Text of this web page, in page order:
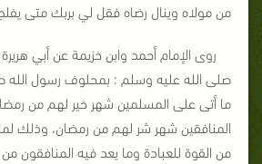
من مولاه وينال رضاه فقل لي بربك متى
روى الإمام أحمد وابن خزيمة عن أبي
صلى الله عليه وسلم : بمحلوف رسول الله
ما أتى على المسلمين شهر خير لهم من
المنافقين شهر شر لهم من رمضان، وذلك
من القوة للعبادة وما يعد فيه المنافقون